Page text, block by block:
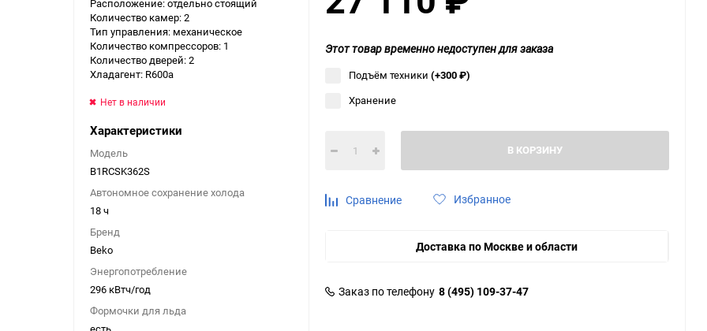
Выберите категорию
Выберите категорию
Выберите категорию
Расположение: отдельно стоящий
Количество камер: 2
Тип управления: механическое
Количество компрессоров: 1
Количество дверей: 2
Хладагент: R600a
Нет в наличии
Характеристики
Модель
B1RCSK362S
Автономное сохранение холода
18 ч
Бренд
Beko
Энергопотребление
296 кВтч/год
Формочки для льда
Этот товар временно недоступен для заказа
Подъём техники (+300₽)
Хранение
В КОРЗИНУ
Сравнение Избранное
Доставка по Москве и области
Заказ по телефону 8 (495) 109-37-47